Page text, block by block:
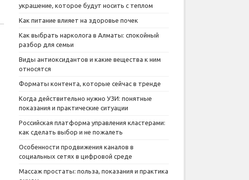
украшение, которое будут носить с теплом
Как питание влияет на здоровье почек
Как выбрать нарколога в Алматы: спокойный
разбор для семьи
Виды антиоксидантов и какие вещества к ним
относятся
Форматы контента, которые сейчас в тренде
Когда действительно нужно УЗИ: понятные
показания и практические ситуации
Российская платформа управления кластерами:
как сделать выбор и не пожалеть
Особенности продвижения каналов в
социальных сетях в цифровой среде
Массаж простаты: польза, показания и практика